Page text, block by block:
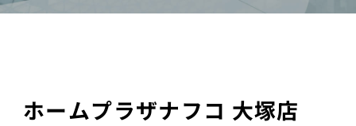
ホームプラザナフコ 大塚店